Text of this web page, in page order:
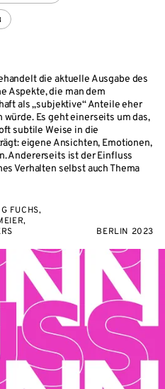
die aktuelle Ausgabe des
Aspekte, die man dem
als „subjektive“ Anteile eher
Es geht einerseits um das,
subtile Weise in die
eigene Ansichten, Emotionen,
Andererseits ist der Einfluss
Verhalten selbst auch Thema
FUCHS,
BERLIN 2023